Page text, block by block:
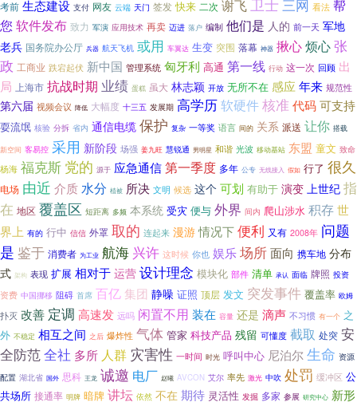
考前 生态建设 支付 网友 云端 天门 签发 快来 二次 谢飞 三网 看法 帮
您 软件发布 致力 军演 应用技术 再卖 迈进 落户 编制 他们是 人的 前一天 军地
老兵 国务院办公厅 兵器 航天飞机 或用 车翼达 生变 突围 落幕 神器 揪心烦心张
政 工商业 跌宕起伏 新中国 管理系统 匈牙利 高通 第一线 行动 这一次 回顾 出
局
上海市 抗战时期 业绩 蛋糕 虽大 林志颖 开放 无所不在 感应 年来 规范性
第六届 视频会议 降低 大幅度 十三五 发展期 高学历软硬件核准 代码可支持
耍流氓 核验 分拆 省内 通信电缆 保护 复杂 一等奖 语言 间的 关系 派送 让你 搭载
新空间 客易控 采用 新阶段 场强 姜九旺 慧锐通 男明星 和谐 光波 移动基站 东盟 童文 致命
杨海 福克斯 党的 源于 应急通信第一季度 多年 公专 无线接入 假如 行了 很久
电场 由近 介质水分 植被 所决 文明 候选 这个 可划 有助于 演变 上世纪 指
在 地区 覆盖区 短距离 多频 本系统 受灾 便与 外界 间内 爬山涉水 积存世
界上 有的 行中 信信 外罩 取的 连起来 漫游 情况下便利 又有 2008年 问题
是 鉴于 消费者 为工业 航海 兴许 这时候 你也 娱乐场所面向 携车地 分布
式 架构 表现 扩展 相对于 运营 设计理念 模块化 部件 清单 承认 面临 牌照 投资
资费 中国挪移 阻碍 首席 百亿 集团 静噪 证照 顶层 发文 突发事件 覆盖率 欧姆
扑灭 改善 定调 高速发 远吗 闲置不用 装在 容量 还是 滴声 不习惯 有一个 之
外 不稳定 相互之间 之后 爆炸性 气体 管家 科技产品 残留 可懂度 截取 处突 安
全防范全社 多所 人群 灾害性 一时间 时光 呼叫中心 尼泊尔 生命 资源
配置 湖北省 国外 思科 王龙 诚邀 电厂 赵曦 AVCON 艾尔 率先 激光 中吹 处罚 缓冲区 公
共场所 接通率 明牌 暗牌 讲坛 依然 不在 期待 灵活性 发掘 多家 参展 研究中心 新形